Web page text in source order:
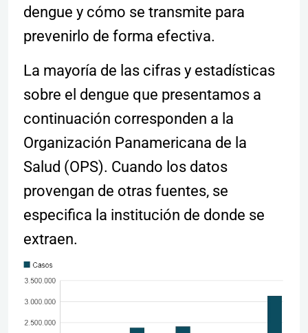
dengue y cómo se transmite para
prevenirlo de forma efectiva.
La mayoría de las cifras y estadísticas
sobre el dengue que presentamos a
continuación corresponden a la
Organización Panamericana de la
Salud (OPS). Cuando los datos
provengan de otras fuentes, se
especifica la institución de donde se
extraen.